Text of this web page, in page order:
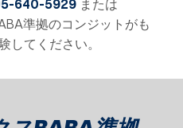
640-5929 または
準拠のコンジットがも
してください。